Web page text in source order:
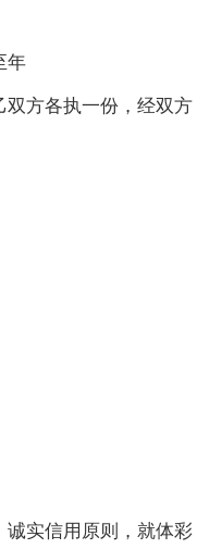
年
双方各执一份，经双方
诚实信用原则，就体彩